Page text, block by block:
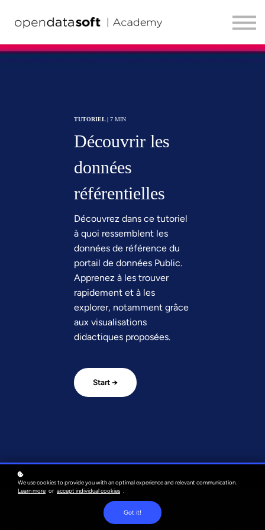
HELP CENTER
Se connecter
TUTORIEL | 7 MIN
Découvrir les
données
référentielles
Découvrez dans ce tutoriel
à quoi ressemblent les
données de référence du
portail de données Public.
Apprenez à les trouver
rapidement et à les
explorer, notamment grâce
aux visualisations
didactiques proposées.
Start →
We use cookies to provide you with an optimal experience and relevant communication.
Learn more or accept individual cookies
Got it!